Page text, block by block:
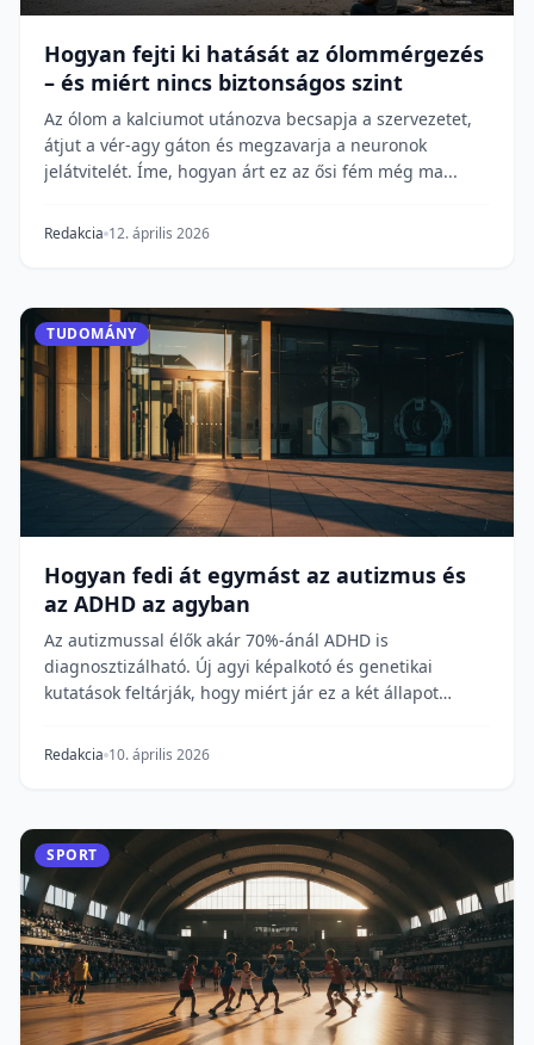
Hogyan fejti ki hatását az ólommérgezés
– és miért nincs biztonságos szint
Az ólom a kalciumot utánozva becsapja a szervezetet,
átjut a vér-agy gáton és megzavarja a neuronok
jelátvitelét. Íme, hogyan árt ez az ősi fém még ma...
Redakcia 12. április 2026
TUDOMÁNY
Hogyan fedi át egymást az autizmus és
az ADHD az agyban
Az autizmussal élők akár 70%-ánál ADHD is
diagnosztizálható. Új agyi képalkotó és genetikai
kutatások feltárják, hogy miért jár ez a két állapot
Redakcia 10. április 2026
SPORT